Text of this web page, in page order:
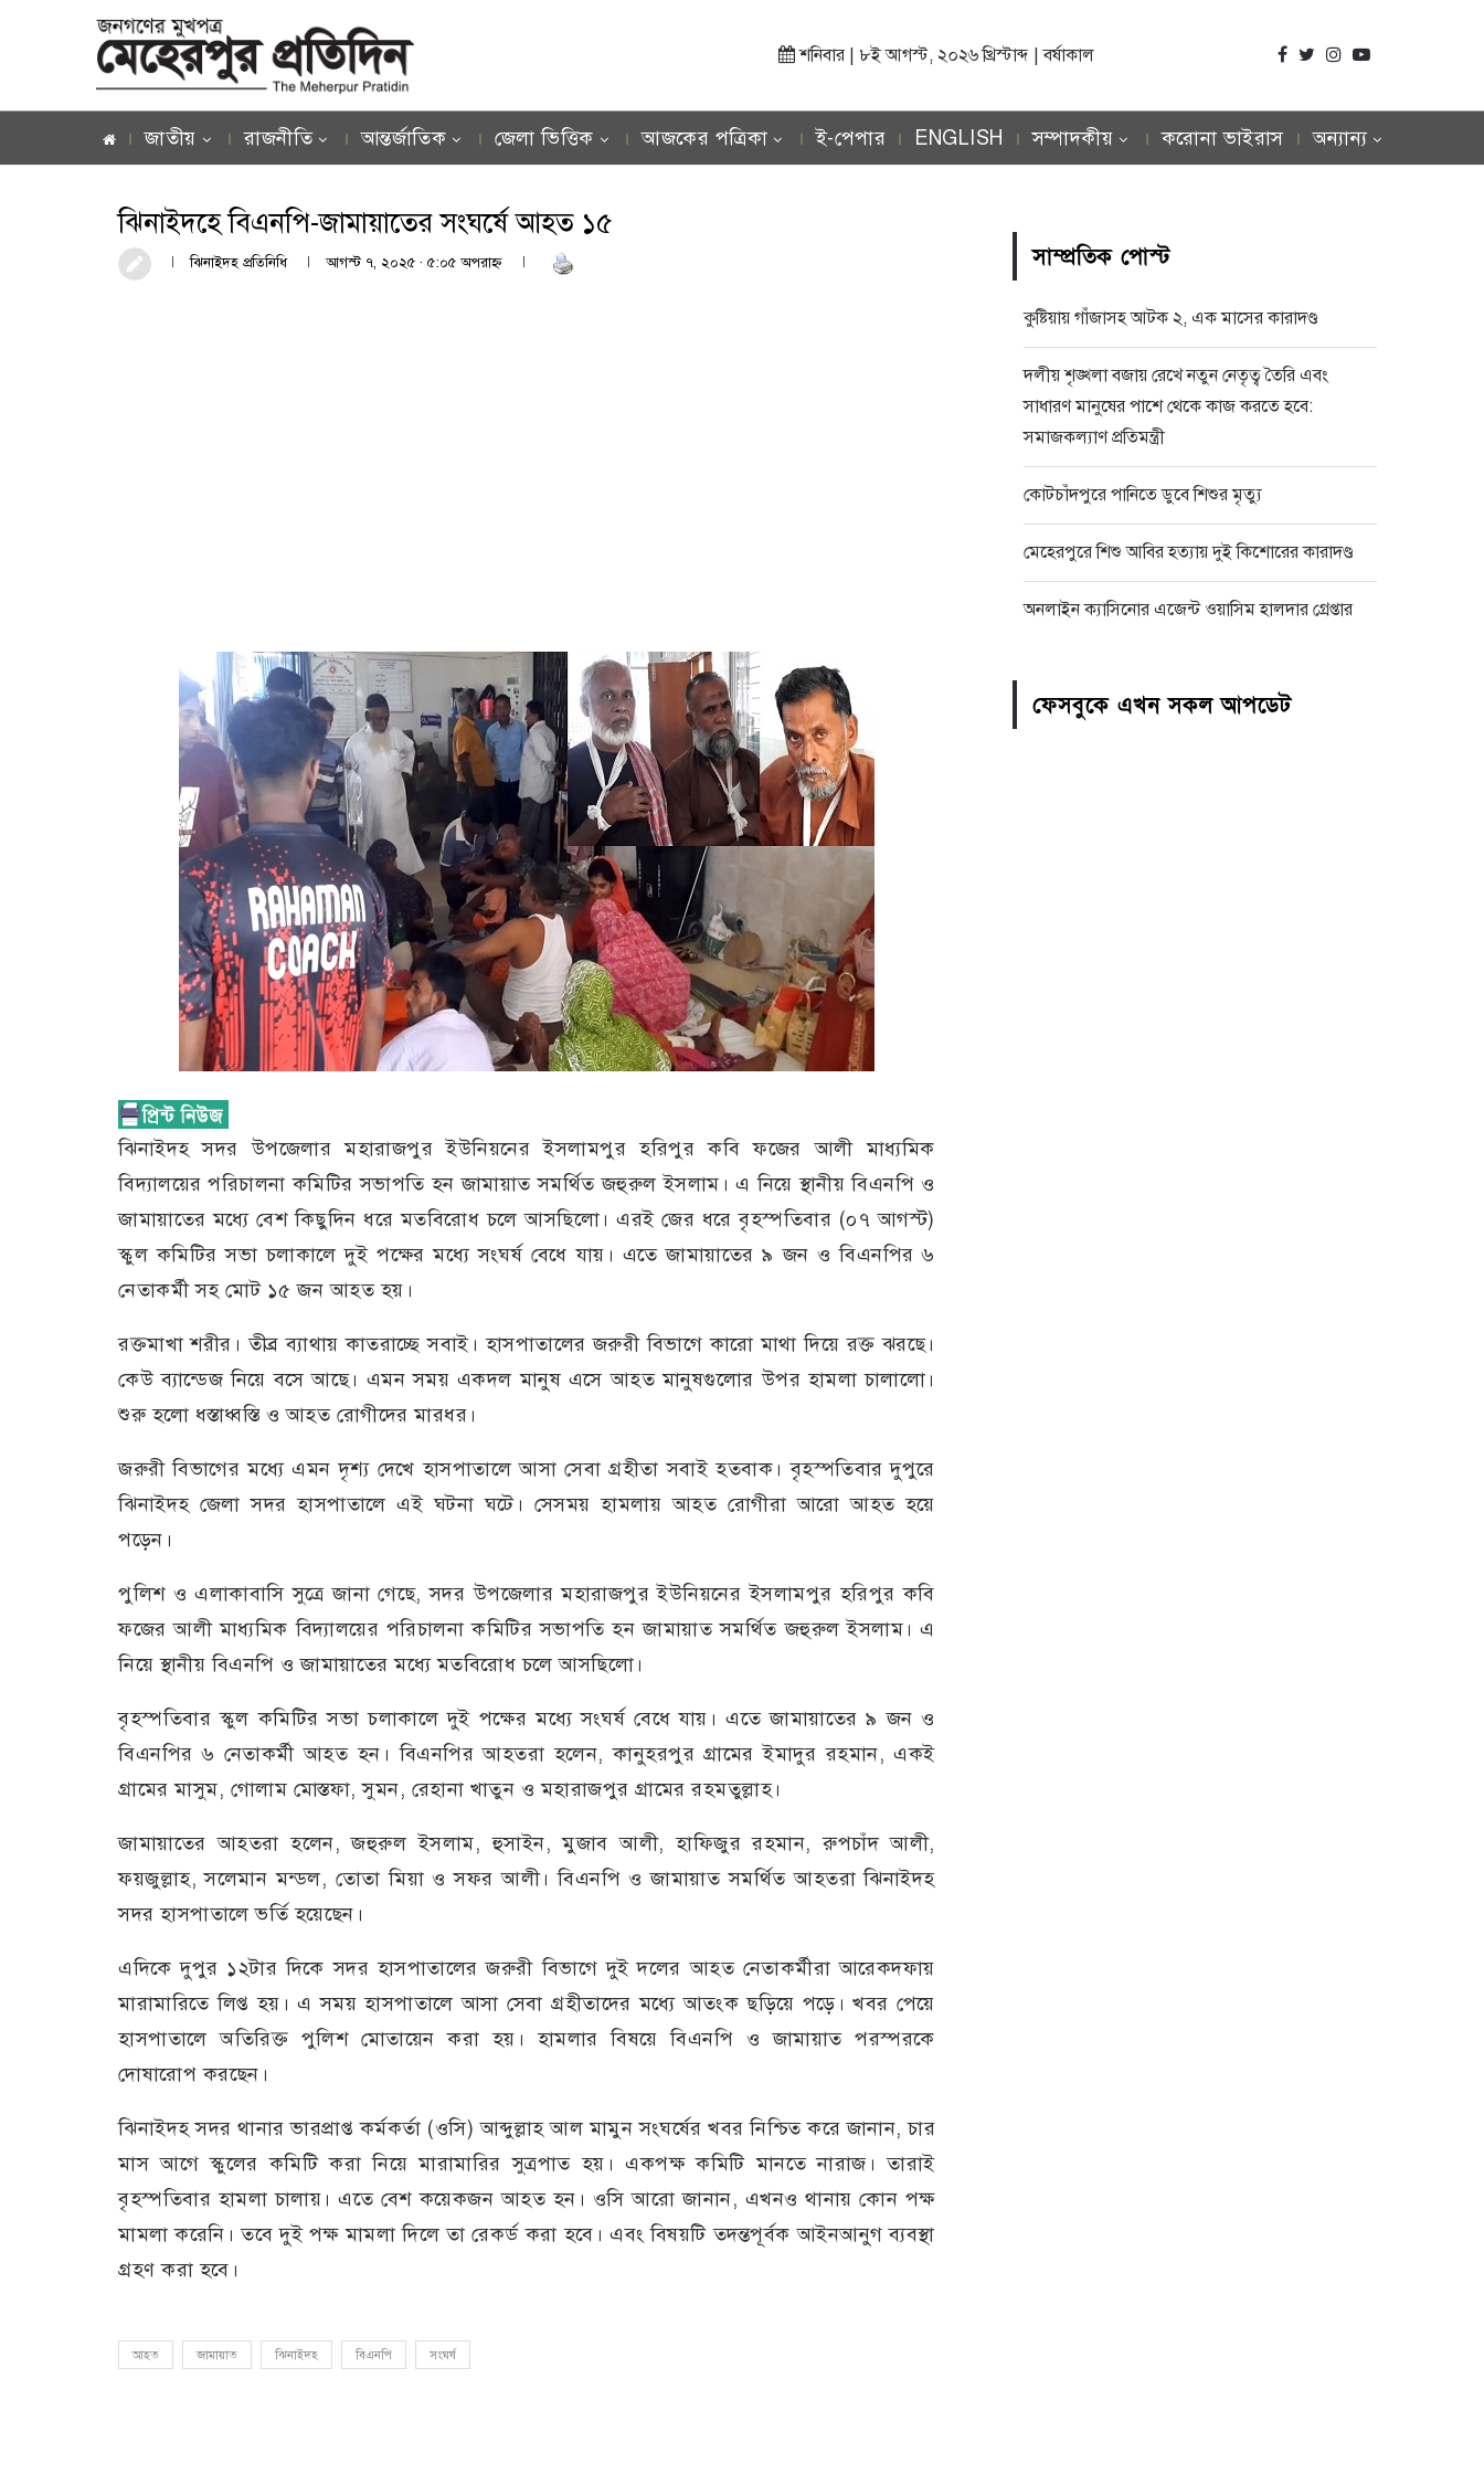
শনিবার | ৮ই আগস্ট, ২০২৬ খ্রিস্টাব্দ | বর্ষাকাল
জাতীয় রাজনীতি আন্তর্জাতিক জেলা ভিত্তিক আজকের পত্রিকা ই-পেপার ENGLISH সম্পাদকীয় করোনা ভাইরাস অন্যান্য
ঝিনাইদহে বিএনপি-জামায়াতের সংঘর্ষে আহত ১৫
ঝিনাইদহ প্রতিনিধি আগস্ট ৭, ২০২৫ · ৫:০৫ অপরাহ্ণ
ঝিনাইদহ সদর উপজেলার মহারাজপুর ইউনিয়নের ইসলামপুর হরিপুর কবি ফজের আলী মাধ্যমিক
বিদ্যালয়ের পরিচালনা কমিটির সভাপতি হন জামায়াত সমর্থিত জহুরুল ইসলাম। এ নিয়ে স্থানীয় বিএনপি ও
জামায়াতের মধ্যে বেশ কিছুদিন ধরে মতবিরোধ চলে আসছিলো। এরই জের ধরে বৃহস্পতিবার (০৭ আগস্ট)
স্কুল কমিটির সভা চলাকালে দুই পক্ষের মধ্যে সংঘর্ষ বেধে যায়। এতে জামায়াতের ৯ জন ও বিএনপির ৬
নেতাকর্মী সহ মোট ১৫ জন আহত হয়।
রক্তমাখা শরীর। তীব্র ব্যাথায় কাতরাচ্ছে সবাই। হাসপাতালের জরুরী বিভাগে কারো মাথা দিয়ে রক্ত ঝরছে।
কেউ ব্যান্ডেজ নিয়ে বসে আছে। এমন সময় একদল মানুষ এসে আহত মানুষগুলোর উপর হামলা চালালো।
শুরু হলো ধস্তাধ্বস্তি ও আহত রোগীদের মারধর।
জরুরী বিভাগের মধ্যে এমন দৃশ্য দেখে হাসপাতালে আসা সেবা গ্রহীতা সবাই হতবাক। বৃহস্পতিবার দুপুরে
ঝিনাইদহ জেলা সদর হাসপাতালে এই ঘটনা ঘটে। সেসময় হামলায় আহত রোগীরা আরো আহত হয়ে
পড়েন।
পুলিশ ও এলাকাবাসি সুত্রে জানা গেছে, সদর উপজেলার মহারাজপুর ইউনিয়নের ইসলামপুর হরিপুর কবি
ফজের আলী মাধ্যমিক বিদ্যালয়ের পরিচালনা কমিটির সভাপতি হন জামায়াত সমর্থিত জহুরুল ইসলাম। এ
নিয়ে স্থানীয় বিএনপি ও জামায়াতের মধ্যে মতবিরোধ চলে আসছিলো।
বৃহস্পতিবার স্কুল কমিটির সভা চলাকালে দুই পক্ষের মধ্যে সংঘর্ষ বেধে যায়। এতে জামায়াতের ৯ জন ও
বিএনপির ৬ নেতাকর্মী আহত হন। বিএনপির আহতরা হলেন, কানুহরপুর গ্রামের ইমাদুর রহমান, একই
গ্রামের মাসুম, গোলাম মোস্তফা, সুমন, রেহানা খাতুন ও মহারাজপুর গ্রামের রহমতুল্লাহ।
জামায়াতের আহতরা হলেন, জহুরুল ইসলাম, হুসাইন, মুজাব আলী, হাফিজুর রহমান, রুপচাঁদ আলী,
ফয়জুল্লাহ, সলেমান মন্ডল, তোতা মিয়া ও সফর আলী। বিএনপি ও জামায়াত সমর্থিত আহতরা ঝিনাইদহ
সদর হাসপাতালে ভর্তি হয়েছেন।
এদিকে দুপুর ১২টার দিকে সদর হাসপাতালের জরুরী বিভাগে দুই দলের আহত নেতাকর্মীরা আরেকদফায়
মারামারিতে লিপ্ত হয়। এ সময় হাসপাতালে আসা সেবা গ্রহীতাদের মধ্যে আতংক ছড়িয়ে পড়ে। খবর পেয়ে
হাসপাতালে অতিরিক্ত পুলিশ মোতায়েন করা হয়। হামলার বিষয়ে বিএনপি ও জামায়াত পরস্পরকে
দোষারোপ করছেন।
ঝিনাইদহ সদর থানার ভারপ্রাপ্ত কর্মকর্তা (ওসি) আব্দুল্লাহ আল মামুন সংঘর্ষের খবর নিশ্চিত করে জানান, চার
মাস আগে স্কুলের কমিটি করা নিয়ে মারামারির সুত্রপাত হয়। একপক্ষ কমিটি মানতে নারাজ। তারাই
বৃহস্পতিবার হামলা চালায়। এতে বেশ কয়েকজন আহত হন। ওসি আরো জানান, এখনও থানায় কোন পক্ষ
মামলা করেনি। তবে দুই পক্ষ মামলা দিলে তা রেকর্ড করা হবে। এবং বিষয়টি তদন্তপূর্বক আইনআনুগ ব্যবস্থা
গ্রহণ করা হবে।
আহত জামায়াত ঝিনাইদহ বিএনপি সংঘর্ষ
সাম্প্রতিক পোস্ট
কুষ্টিয়ায় গাঁজাসহ আটক ২, এক মাসের কারাদণ্ড
দলীয় শৃঙ্খলা বজায় রেখে নতুন নেতৃত্ব তৈরি এবং
সাধারণ মানুষের পাশে থেকে কাজ করতে হবে:
সমাজকল্যাণ প্রতিমন্ত্রী
কোটচাঁদপুরে পানিতে ডুবে শিশুর মৃত্যু
মেহেরপুরে শিশু আবির হত্যায় দুই কিশোরের কারাদণ্ড
অনলাইন ক্যাসিনোর এজেন্ট ওয়াসিম হালদার গ্রেপ্তার
ফেসবুকে এখন সকল আপডেট